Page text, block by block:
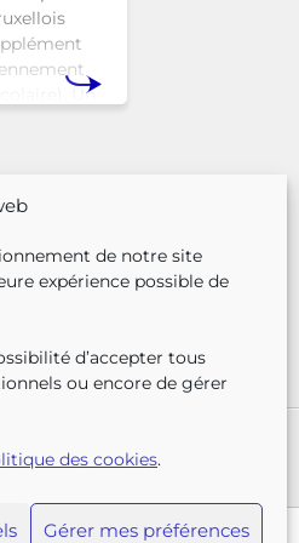
de notre site
expérience possible de
d’accepter tous
ou encore de gérer
des cookies.
Gérer mes préférences
Un